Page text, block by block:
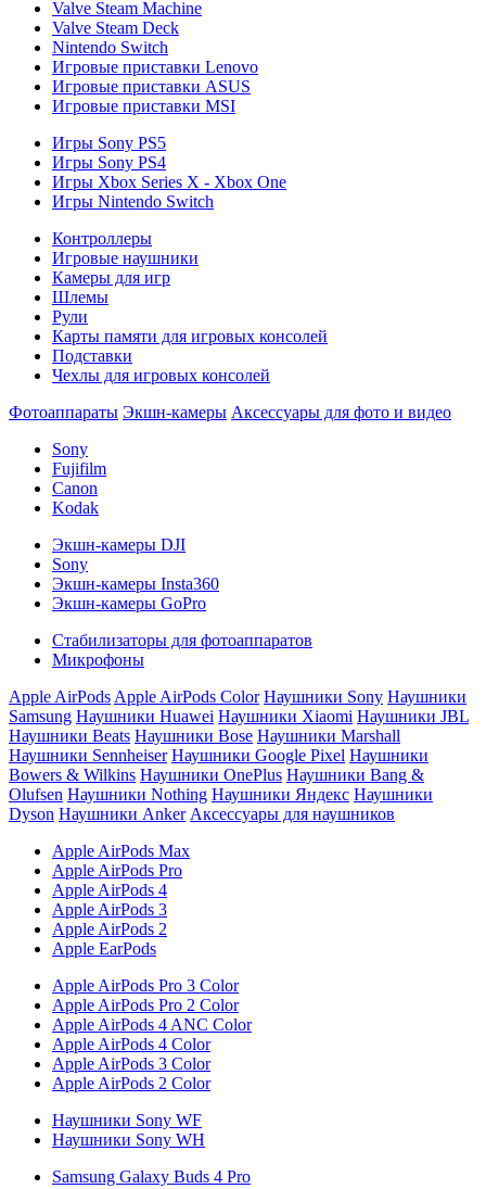
Valve Steam Machine
Valve Steam Deck
Nintendo Switch
Игровые приставки Lenovo
Игровые приставки ASUS
Игровые приставки MSI
Игры Sony PS5
Игры Sony PS4
Игры Xbox Series X - Xbox One
Игры Nintendo Switch
Контроллеры
Игровые наушники
Камеры для игр
Шлемы
Рули
Карты памяти для игровых консолей
Подставки
Чехлы для игровых консолей
Фотоаппараты Экшн-камеры Аксессуары для фото и видео
Sony
Fujifilm
Canon
Kodak
Экшн-камеры DJI
Sony
Экшн-камеры Insta360
Экшн-камеры GoPro
Стабилизаторы для фотоаппаратов
Микрофоны
Apple AirPods Apple AirPods Color Наушники Sony Наушники
Samsung Наушники Huawei Наушники Xiaomi Наушники JBL
Наушники Beats Наушники Bose Наушники Marshall
Наушники Sennheiser Наушники Google Pixel Наушники
Bowers & Wilkins Наушники OnePlus Наушники Bang &
Olufsen Наушники Nothing Наушники Яндекс Наушники
Dyson Наушники Anker Аксессуары для наушников
Apple AirPods Max
Apple AirPods Pro
Apple AirPods 4
Apple AirPods 3
Apple AirPods 2
Apple EarPods
Apple AirPods Pro 3 Color
Apple AirPods Pro 2 Color
Apple AirPods 4 ANC Color
Apple AirPods 4 Color
Apple AirPods 3 Color
Apple AirPods 2 Color
Наушники Sony WF
Наушники Sony WH
Samsung Galaxy Buds 4 Pro